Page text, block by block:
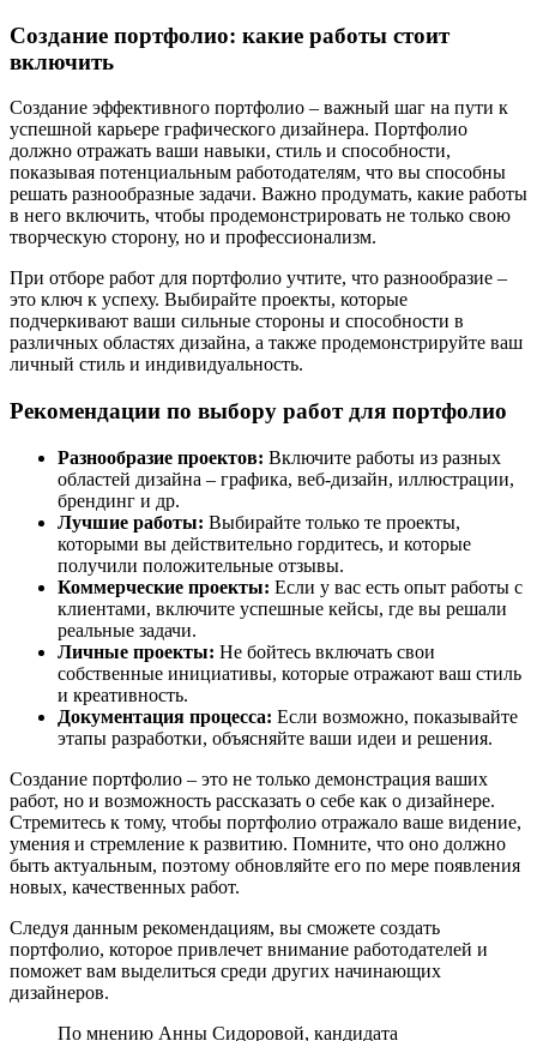
Создание портфолио: какие работы стоит
включить
Создание эффективного портфолио – важный шаг на пути к
успешной карьере графического дизайнера. Портфолио
должно отражать ваши навыки, стиль и способности,
показывая потенциальным работодателям, что вы способны
решать разнообразные задачи. Важно продумать, какие работы
в него включить, чтобы продемонстрировать не только свою
творческую сторону, но и профессионализм.
При отборе работ для портфолио учтите, что разнообразие –
это ключ к успеху. Выбирайте проекты, которые
подчеркивают ваши сильные стороны и способности в
различных областях дизайна, а также продемонстрируйте ваш
личный стиль и индивидуальность.
Рекомендации по выбору работ для портфолио
Разнообразие проектов: Включите работы из разных
областей дизайна – графика, веб-дизайн, иллюстрации,
брендинг и др.
Лучшие работы: Выбирайте только те проекты,
которыми вы действительно гордитесь, и которые
получили положительные отзывы.
Коммерческие проекты: Если у вас есть опыт работы с
клиентами, включите успешные кейсы, где вы решали
реальные задачи.
Личные проекты: Не бойтесь включать свои
собственные инициативы, которые отражают ваш стиль
и креативность.
Документация процесса: Если возможно, показывайте
этапы разработки, объясняйте ваши идеи и решения.
Создание портфолио – это не только демонстрация ваших
работ, но и возможность рассказать о себе как о дизайнере.
Стремитесь к тому, чтобы портфолио отражало ваше видение,
умения и стремление к развитию. Помните, что оно должно
быть актуальным, поэтому обновляйте его по мере появления
новых, качественных работ.
Следуя данным рекомендациям, вы сможете создать
портфолио, которое привлечет внимание работодателей и
поможет вам выделиться среди других начинающих
дизайнеров.
По мнению Анны Сидоровой, кандидата